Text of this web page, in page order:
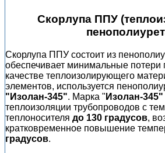
Скорлупа ППУ
Скорлупа ППУ состоит из
обеспечивает минимальные потери
качестве теплоизолирующего
элементов, используется
"Изолан-345". Марка " Изолан-345"
теплоизоляции трубопроводов с
теплоносителя до 130 градусов,
кратковременное повышение
градусов.